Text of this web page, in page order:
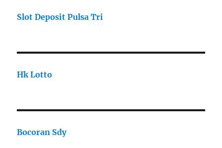
Slot Deposit Pulsa Tri
Hk Lotto
Bocoran Sdy